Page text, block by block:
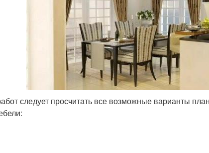
следует просчитать все возможные варианты